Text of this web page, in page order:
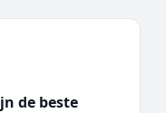
de beste